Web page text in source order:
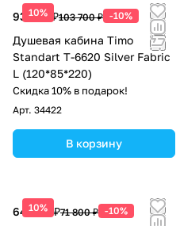
10%
93 330 ₽103 700 ₽ -10%
Душевая кабина Timo
Standart T-6620 Silver Fabric
L (120*85*220)
Скидка 10% в подарок!
Арт. 34422
В корзину
10%
64 620 ₽71 800 ₽ -10%